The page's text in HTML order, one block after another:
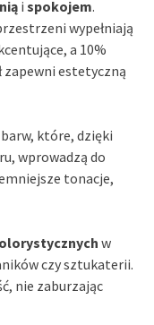
i spokojem.
wypełniają
a 10%
zapewni estetyczną
które, dzięki
wprowadzą do
tonacje,
w
czy sztukaterii.
nie zaburzając